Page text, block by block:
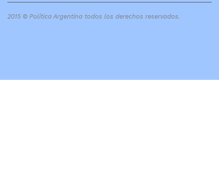
2015 © Política Argentina todos los derechos reservados.